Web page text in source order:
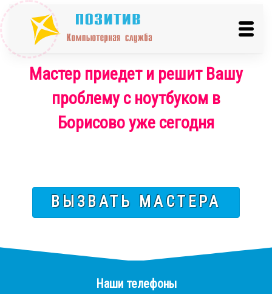
Мастер приедет и решит Вашу
проблему с ноутбуком в
Борисово уже сегодня
ВЫЗВАТЬ МАСТЕРА
Наши телефоны